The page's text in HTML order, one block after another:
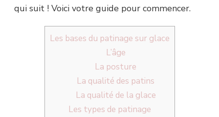
qui suit ! Voici votre guide pour commencer.
Les bases du patinage sur glace
L’âge
La posture
La qualité des patins
La qualité de la glace
Les types de patinage